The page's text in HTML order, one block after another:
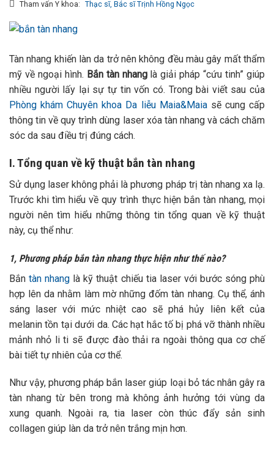
Tham vấn Y khoa: Thạc sĩ, Bác sĩ Trịnh Hồng Ngọc
Tàn nhang khiến làn da trở nên không đều màu gây mất thẩm
mỹ về ngoại hình. Bắn tàn nhang là giải pháp “cứu tinh” giúp
nhiều người lấy lại sự tự tin vốn có. Trong bài viết sau của
Phòng khám Chuyên khoa Da liễu Maia&Maiasẽ cung cấp
thông tin về quy trình dùng laser xóa tàn nhang và cách chăm
sóc da sau điều trị đúng cách.
I. Tổng quan về kỹ thuật bắn tàn nhang
Sử dụng laser không phải là phương pháp trị tàn nhang xa lạ.
Trước khi tìm hiểu về quy trình thực hiện bắn tàn nhang, mọi
người nên tìm hiểu những thông tin tổng quan về kỹ thuật
này, cụ thể như:
1, Phương pháp bắn tàn nhang thực hiện như thế nào?
Bắntàn nhang là kỹ thuật chiếu tia laser với bước sóng phù
hợp lên da nhằm làm mờ những đốm tàn nhang. Cụ thể, ánh
sáng laser với mức nhiệt cao sẽ phá hủy liên kết của
melanin tồn tại dưới da. Các hạt hắc tố bị phá vỡ thành nhiều
mảnh nhỏ li ti sẽ được đào thải ra ngoài thông qua cơ chế
bài tiết tự nhiên của cơ thể.
Như vậy, phương pháp bắn laser giúp loại bỏ tác nhân gây ra
tàn nhang từ bên trong mà không ảnh hưởng tới vùng da
xung quanh. Ngoài ra, tia laser còn thúc đẩy sản sinh
collagen giúp làn da trở nên trắng mịn hơn.